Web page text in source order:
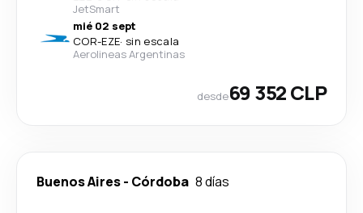
JetSmart
mié 02 sept
COR-EZE· sin escala
Aerolineas Argentinas
desde69 352 CLP
Buenos Aires- Córdoba 8 días